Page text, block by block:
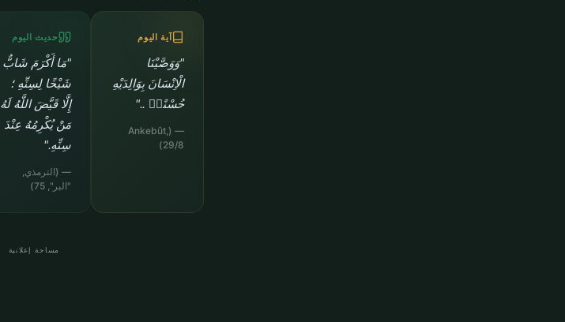
آية اليوم
"وَوَصَّيْنَا
الْاِنْسَانَ بِوَالِدَيْهِ
حُسْنًاۜ .."
— (Ankebût,
29/8)
حديث اليوم
"مَا أَكْرَمَ شَابٌّ
شَيْخًا لِسِنِّهِ ؛
إِلَّا قَيَّضَ اللَّهُ لَهُ
مَنْ يُكْرِمُهُ عِنْدَ
سِنِّهِ."
— (الترمذي,
"البر", 75)
مساحة إعلانية